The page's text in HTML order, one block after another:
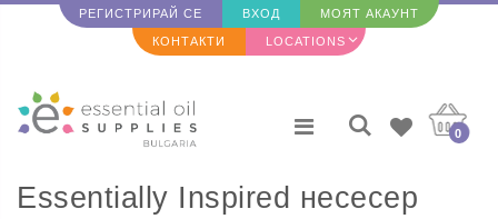
РЕГИСТРИРАЙ СЕ ВХОД МОЯТ АКАУНТ
КОНТАКТИ LOCATIONS
0
Essentially Inspired несесер